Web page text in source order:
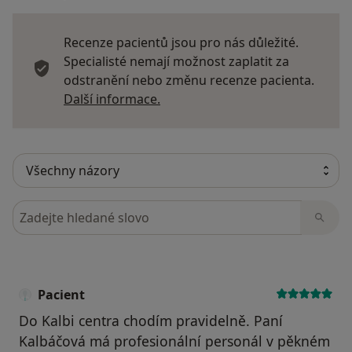
Recenze pacientů jsou pro nás důležité.
Specialisté nemají možnost zaplatit za
odstranění nebo změnu recenze pacienta.
Další informace.
Hledejte v názorech
Pacient
Do Kalbi centra chodím pravidelně. Paní
Kalbáčová má profesionální personál v pěkném